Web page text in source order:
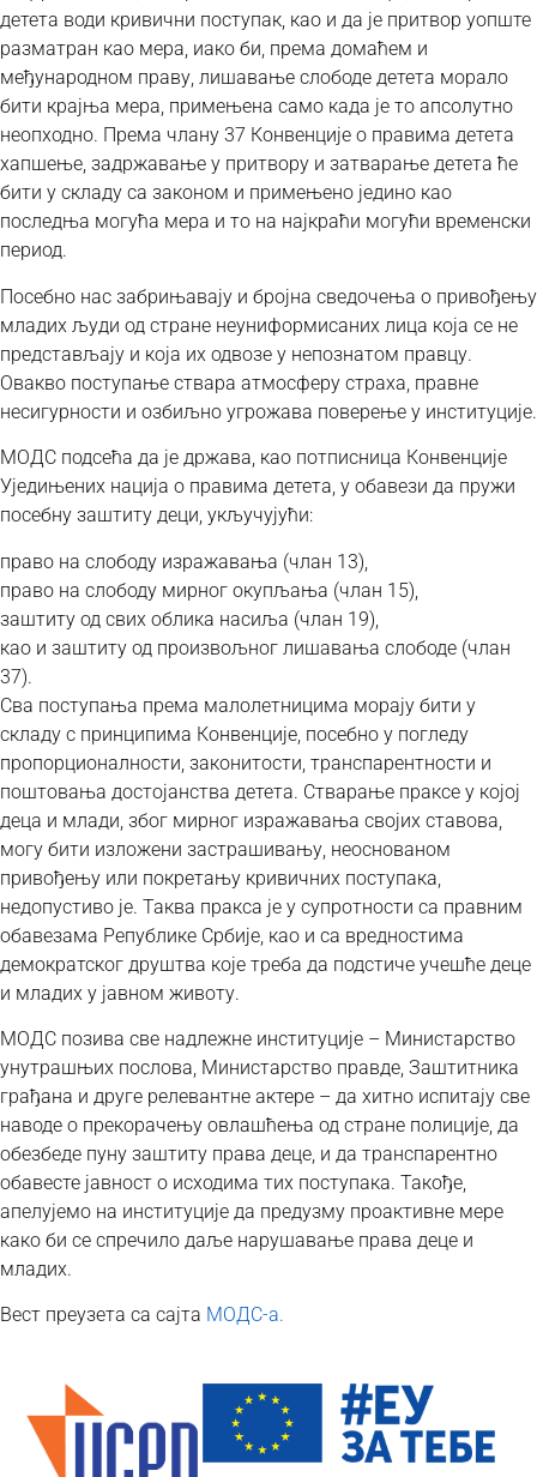
детета води кривични поступак, као и да је притвор уопште
разматран као мера, иако би, према домаћем и
међународном праву, лишавање слободе детета морало
бити крајња мера, примењена само када је то апсолутно
неопходно. Према члану 37 Конвенције о правима детета
хапшење, задржавање у притвору и затварање детета ће
бити у складу са законом и примењено једино као
последња могућа мера и то на најкраћи могући временски
период.
Посебно нас забрињавају и бројна сведочења о привођењу
младих људи од стране неуниформисаних лица која се не
представљају и која их одвозе у непознатом правцу.
Овакво поступање ствара атмосферу страха, правне
несигурности и озбиљно угрожава поверење у институције.
МОДС подсећа да је држава, као потписница Конвенције
Уједињених нација о правима детета, у обавези да пружи
посебну заштиту деци, укључујући:
право на слободу изражавања (члан 13),
право на слободу мирног окупљања (члан 15),
заштиту од свих облика насиља (члан 19),
као и заштиту од произвољног лишавања слободе (члан
37).
Сва поступања према малолетницима морају бити у
складу с принципима Конвенције, посебно у погледу
пропорционалности, законитости, транспарентности и
поштовања достојанства детета. Стварање праксе у којој
деца и млади, због мирног изражавања својих ставова,
могу бити изложени застрашивању, неоснованом
привођењу или покретању кривичних поступака,
недопустиво је. Таква пракса је у супротности са правним
обавезама Републике Србије, као и са вредностима
демократског друштва које треба да подстиче учешће деце
и младих у јавном животу.
МОДС позива све надлежне институције – Министарство
унутрашњих послова, Министарство правде, Заштитника
грађана и друге релевантне актере – да хитно испитају све
наводе о прекорачењу овлашћења од стране полиције, да
обезбеде пуну заштиту права деце, и да транспарентно
обавесте јавност о исходима тих поступака. Такође,
апелујемо на институције да предузму проактивне мере
како би се спречило даље нарушавање права деце и
младих.
Вест преузета са сајта МОДС-а.